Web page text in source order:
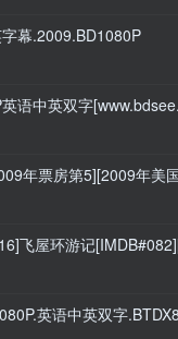
幕.2009.BD1080P
语中英双字
年票房第5][2009年美
飞屋环游记
英语中英双字.BTDX8